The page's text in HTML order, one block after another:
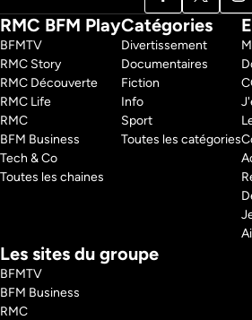
RMC BFM Play
BFMTV
RMC Story
RMC Découverte
RMC Life
RMC
BFM Business
Tech & Co
Toutes les chaines
Catégories
Divertissement
Documentaires
Fiction
Info
Sport
Toutes les catégories
Les sites du groupe
BFMTV
BFM Business
RMC